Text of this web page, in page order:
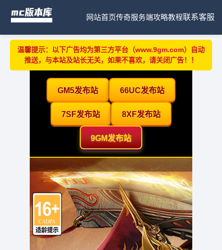
网站首页传奇服务端攻略教程联系客服
温馨提示：以下广告均为第三方平台（www.9gm.com）自动
推送，与本站及站长无关，如果不喜欢，请关闭广告！！